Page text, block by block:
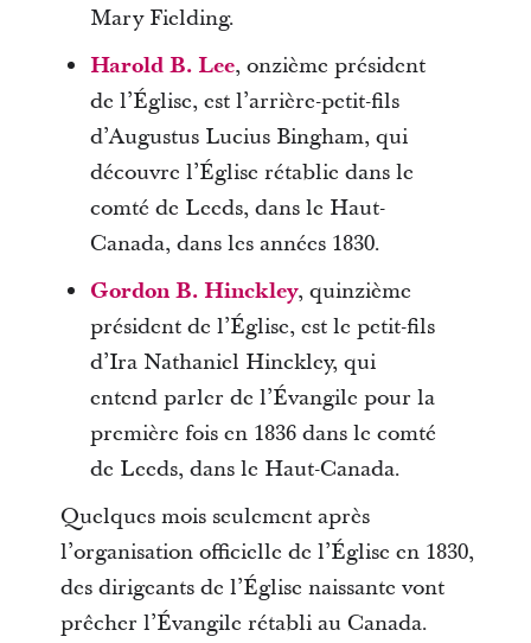
Mary Fielding.
Harold B. Lee, onzième président
de l’Église, est l’arrière-petit-fils
d’Augustus Lucius Bingham, qui
découvre l’Église rétablie dans le
comté de Leeds, dans le Haut-
Canada, dans les années 1830.
Gordon B. Hinckley, quinzième
président de l’Église, est le petit-fils
d’Ira Nathaniel Hinckley, qui
entend parler de l’Évangile pour la
première fois en 1836 dans le comté
de Leeds, dans le Haut-Canada.
Quelques mois seulement après
l’organisation officielle de l’Église en 1830,
des dirigeants de l’Église naissante vont
prêcher l’Évangile rétabli au Canada.